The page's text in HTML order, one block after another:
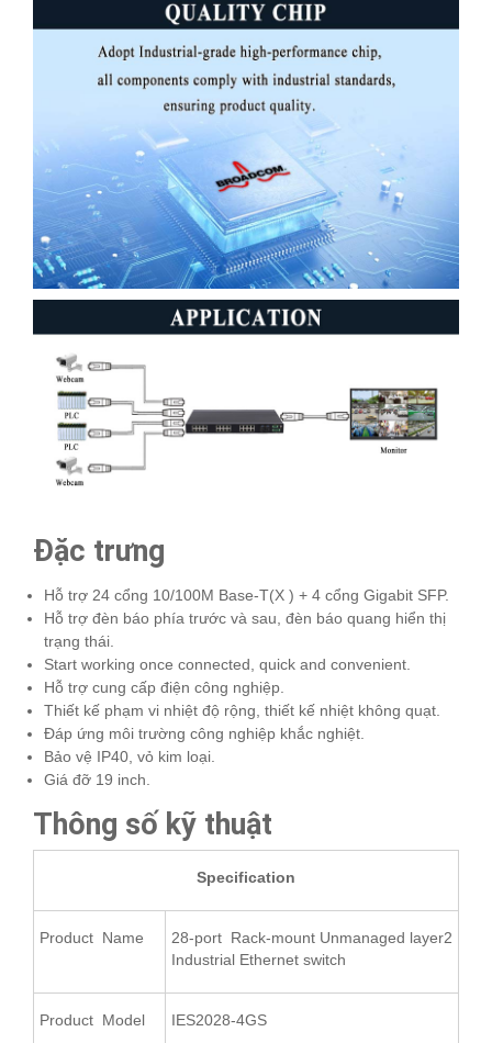
Đặc trưng
Hỗ trợ 24 cổng 10/100M Base-T(X ) + 4 cổng Gigabit SFP.
Hỗ trợ đèn báo phía trước và sau, đèn báo quang hiển thị
trạng thái.
Start working once connected, quick and convenient.
Hỗ trợ cung cấp điện công nghiệp.
Thiết kế phạm vi nhiệt độ rộng, thiết kế nhiệt không quạt.
Đáp ứng môi trường công nghiệp khắc nghiệt.
Bảo vệ IP40, vỏ kim loại.
Giá đỡ 19 inch.
Thông số kỹ thuật
Specification
Product Name
28-port Rack-mount Unmanaged layer2
Industrial Ethernet switch
Product Model IES2028-4GS